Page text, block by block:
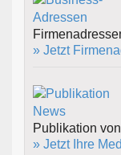
» Jetzt
Publikation
» Jetzt Ihre